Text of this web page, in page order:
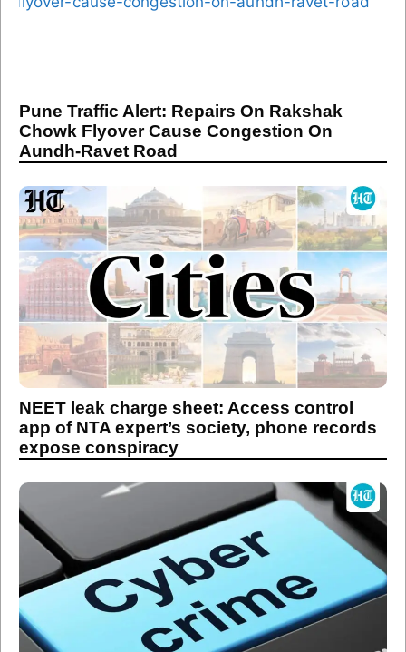
Pune Traffic Alert: Repairs On Rakshak
Chowk Flyover Cause Congestion On
Aundh-Ravet Road
NEET leak charge sheet: Access control
app of NTA expert’s society, phone records
expose conspiracy